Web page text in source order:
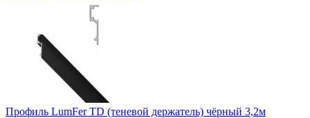
Профиль LumFer TD (теневой держатель) чёрный 3,2м